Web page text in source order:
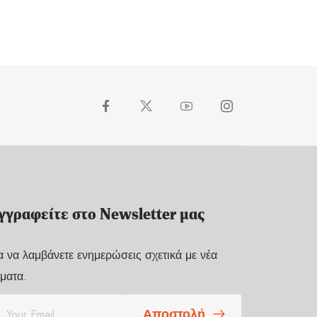
στο Newsletter μας
να λαμβάνετε ενημερώσεις σχετικά με νέα